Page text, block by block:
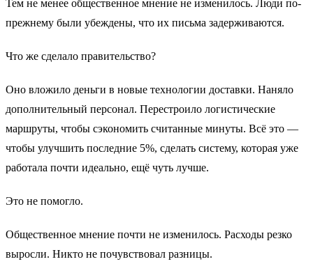
Тем не менее общественное мнение не изменилось. Люди по-
прежнему были убеждены, что их письма задерживаются.
Что же сделало правительство?
Оно вложило деньги в новые технологии доставки. Наняло
дополнительный персонал. Перестроило логистические
маршруты, чтобы сэкономить считанные минуты. Всё это —
чтобы улучшить последние 5%, сделать систему, которая уже
работала почти идеально, ещё чуть лучше.
Это не помогло.
Общественное мнение почти не изменилось. Расходы резко
выросли. Никто не почувствовал разницы.